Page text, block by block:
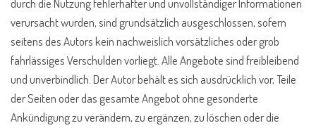
durch die Nutzung fehlerhafter und unvollständiger Informationen
verursacht wurden, sind grundsätzlich ausgeschlossen, sofern
seitens des Autors kein nachweislich vorsätzliches oder grob
fahrlässiges Verschulden vorliegt. Alle Angebote sind freibleibend
und unverbindlich. Der Autor behält es sich ausdrücklich vor, Teile
der Seiten oder das gesamte Angebot ohne gesonderte
Ankündigung zu verändern, zu ergänzen, zu löschen oder die